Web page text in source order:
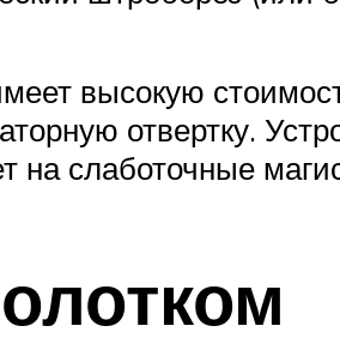
высокую
отвертку.
на слаботочные